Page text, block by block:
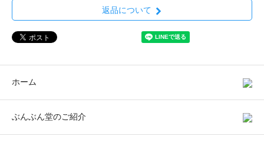
返品について
ホーム
ぶんぶん堂のご紹介